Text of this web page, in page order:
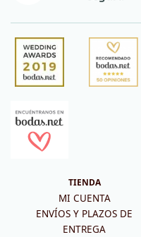
TIENDA
MI CUENTA
ENVÍOS Y PLAZOS DE
ENTREGA